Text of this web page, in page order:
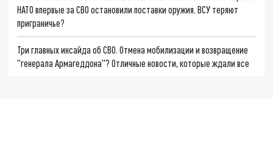
НАТО впервые за СВО остановили поставки оружия. ВСУ теряют
приграничье?
Три главных инсайда об СВО. Отмена мобилизации и возвращение
"генерала Армагеддона"? Отличные новости, которые ждали все